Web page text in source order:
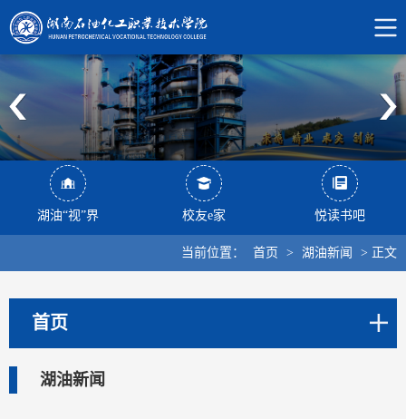
湖油“视”界 校友e家 悦读书吧
当前位置： 首页 > 湖油新闻 > 正文
首页
湖油新闻